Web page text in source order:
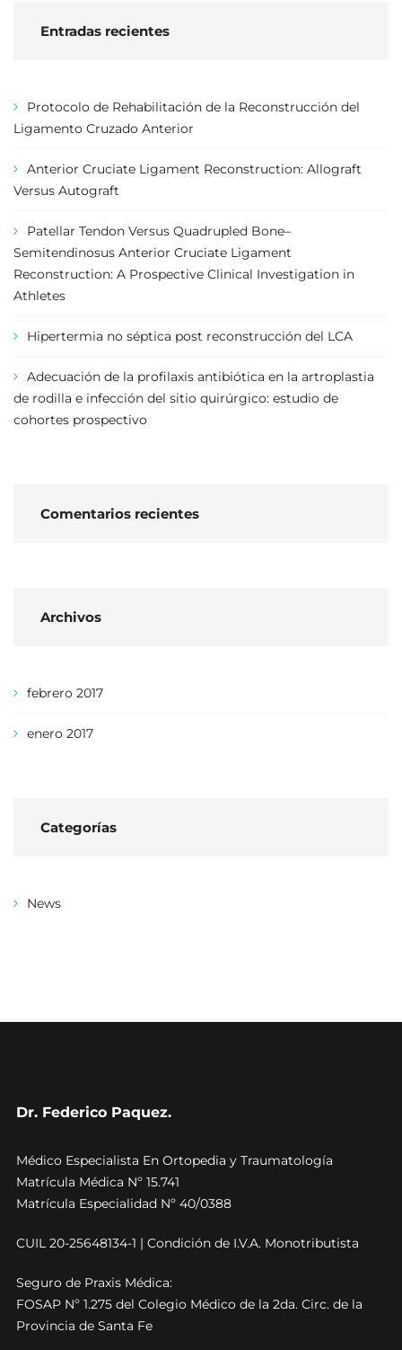
Entradas recientes
Protocolo de Rehabilitación de la Reconstrucción del
Ligamento Cruzado Anterior
Anterior Cruciate Ligament Reconstruction: Allograft
Versus Autograft
Patellar Tendon Versus Quadrupled Bone–
Semitendinosus Anterior Cruciate Ligament
Reconstruction: A Prospective Clinical Investigation in
Athletes
Hipertermia no séptica post reconstrucción del LCA
Adecuación de la profilaxis antibiótica en la artroplastia
de rodilla e infección del sitio quirúrgico: estudio de
cohortes prospectivo
Comentarios recientes
Archivos
febrero 2017
enero 2017
Categorías
News
Dr. Federico Paquez.
Médico Especialista En Ortopedia y Traumatología
Matrícula Médica Nº 15.741
Matrícula Especialidad Nº 40/0388
CUIL 20-25648134-1 | Condición de I.V.A. Monotributista
Seguro de Praxis Médica:
FOSAP Nº 1.275 del Colegio Médico de la 2da. Circ. de la
Provincia de Santa Fe